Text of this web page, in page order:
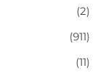
(2)
(911)
(11)